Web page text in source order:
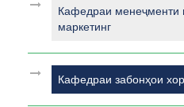
Кафедраи менеҷменти
маркетинг
Кафедраи забонҳои